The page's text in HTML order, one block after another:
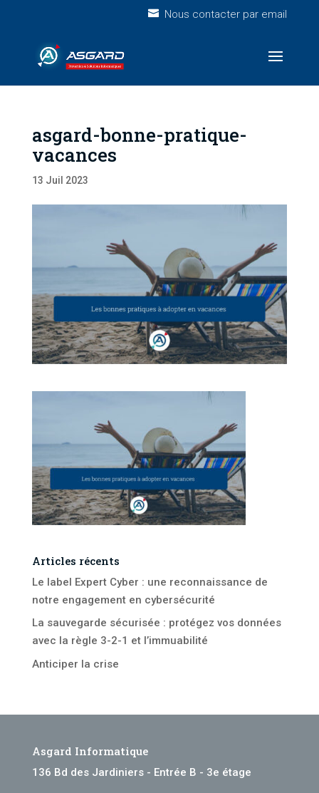
Nous contacter par email
asgard-bonne-pratique-
vacances
13 Juil 2023
Articles récents
Le label Expert Cyber : une reconnaissance de
notre engagement en cybersécurité
La sauvegarde sécurisée : protégez vos données
avec la règle 3-2-1 et l’immuabilité
Anticiper la crise
Asgard Informatique
136 Bd des Jardiniers - Entrée B - 3e étage